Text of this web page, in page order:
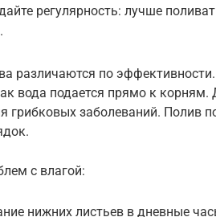
регулярность: лучше
различаются по
вода подается прямо к
грибковых заболеваний. Полив
с влагой:
нижних листьев в дневные